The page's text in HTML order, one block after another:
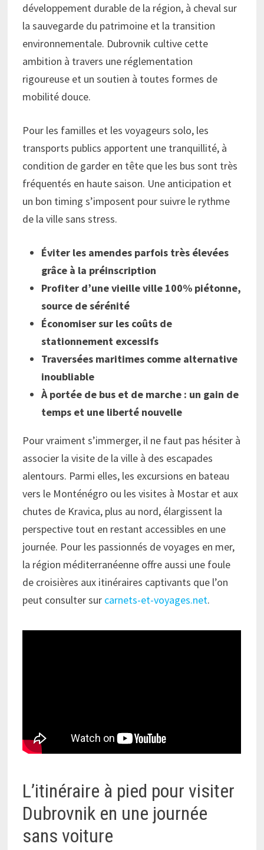
développement durable de la région, à cheval sur
la sauvegarde du patrimoine et la transition
environnementale. Dubrovnik cultive cette
ambition à travers une réglementation
rigoureuse et un soutien à toutes formes de
mobilité douce.
Pour les familles et les voyageurs solo, les
transports publics apportent une tranquillité, à
condition de garder en tête que les bus sont très
fréquentés en haute saison. Une anticipation et
un bon timing s’imposent pour suivre le rythme
de la ville sans stress.
Éviter les amendes parfois très élevées
grâce à la préinscription
Profiter d’une vieille ville 100% piétonne,
source de sérénité
Économiser sur les coûts de
stationnement excessifs
Traversées maritimes comme alternative
inoubliable
À portée de bus et de marche : un gain de
temps et une liberté nouvelle
Pour vraiment s’immerger, il ne faut pas hésiter à
associer la visite de la ville à des escapades
alentours. Parmi elles, les excursions en bateau
vers le Monténégro ou les visites à Mostar et aux
chutes de Kravica, plus au nord, élargissent la
perspective tout en restant accessibles en une
journée. Pour les passionnés de voyages en mer,
la région méditerranéenne offre aussi une foule
de croisières aux itinéraires captivants que l’on
peut consulter sur carnets-et-voyages.net.
L’itinéraire à pied pour visiter
Dubrovnik en une journée
sans voiture